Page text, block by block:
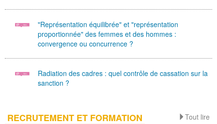
"Représentation équilibrée" et "représentation
proportionnée" des femmes et des hommes :
convergence ou concurrence ?
Radiation des cadres : quel contrôle de cassation sur la
sanction ?
Tout lire
RECRUTEMENT ET FORMATION